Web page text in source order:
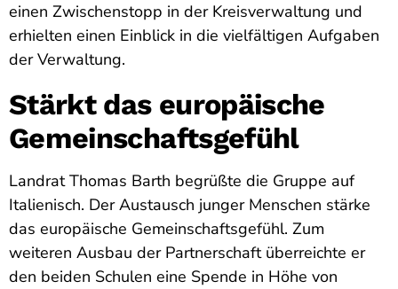
einen Zwischenstopp in der Kreisverwaltung und
erhielten einen Einblick in die vielfältigen Aufgaben
der Verwaltung.
Stärkt das europäische
Gemeinschaftsgefühl
Landrat Thomas Barth begrüßte die Gruppe auf
Italienisch. Der Austausch junger Menschen stärke
das europäische Gemeinschaftsgefühl. Zum
weiteren Ausbau der Partnerschaft überreichte er
den beiden Schulen eine Spende in Höhe von